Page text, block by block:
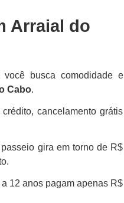
Arraial do
busca comodidade e
Cabo.
cancelamento grátis
gira em torno de R$
12 anos pagam apenas R$